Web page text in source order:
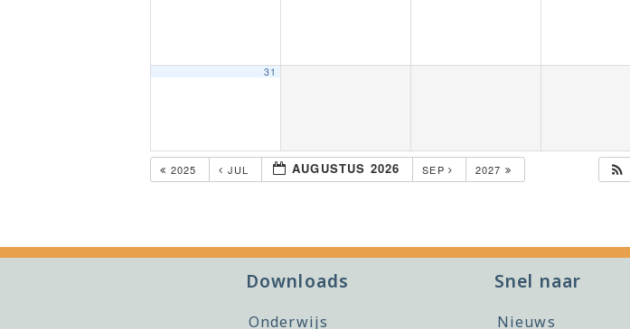
31
2025 JUL AUGUSTUS 2026 SEP 2027
Downloads
Onderwijs
Snel naar
Nieuws